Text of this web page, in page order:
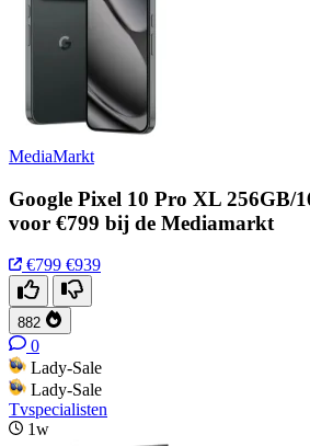
MediaMarkt
Google Pixel 10 Pro XL 256GB/
voor €799 bij de Mediamarkt
€799 €939
882
0
Lady-Sale
Lady-Sale
Tvspecialisten
1w